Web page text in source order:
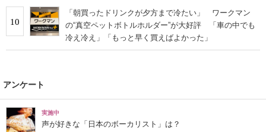
10
「朝買ったドリンクが夕方まで冷たい」 ワークマン
の“真空ペットボトルホルダー”が大好評 「車の中でも
冷え冷え」「もっと早く買えばよかった」
アンケート
実施中
声が好きな「日本のボーカリスト」は？